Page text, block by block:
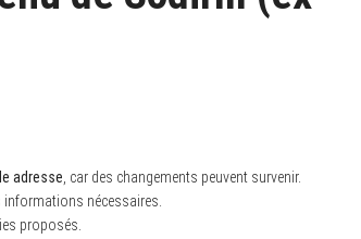
adresse, car des changements peuvent survenir.
informations nécessaires.
proposés.